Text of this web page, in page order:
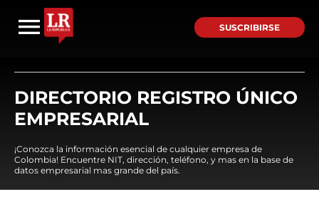
SUSCRIBIRSE
DIRECTORIO REGISTRO ÚNICO
EMPRESARIAL
¡Conozca la información esencial de cualquier empresa de
Colombia! Encuentre NIT, dirección, teléfono, y mas en la base de
datos empresarial mas grande del país.